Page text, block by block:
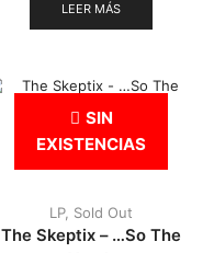
LEER MÁS
SIN
EXISTENCIAS
LP, Sold Out
The Skeptix – …So The